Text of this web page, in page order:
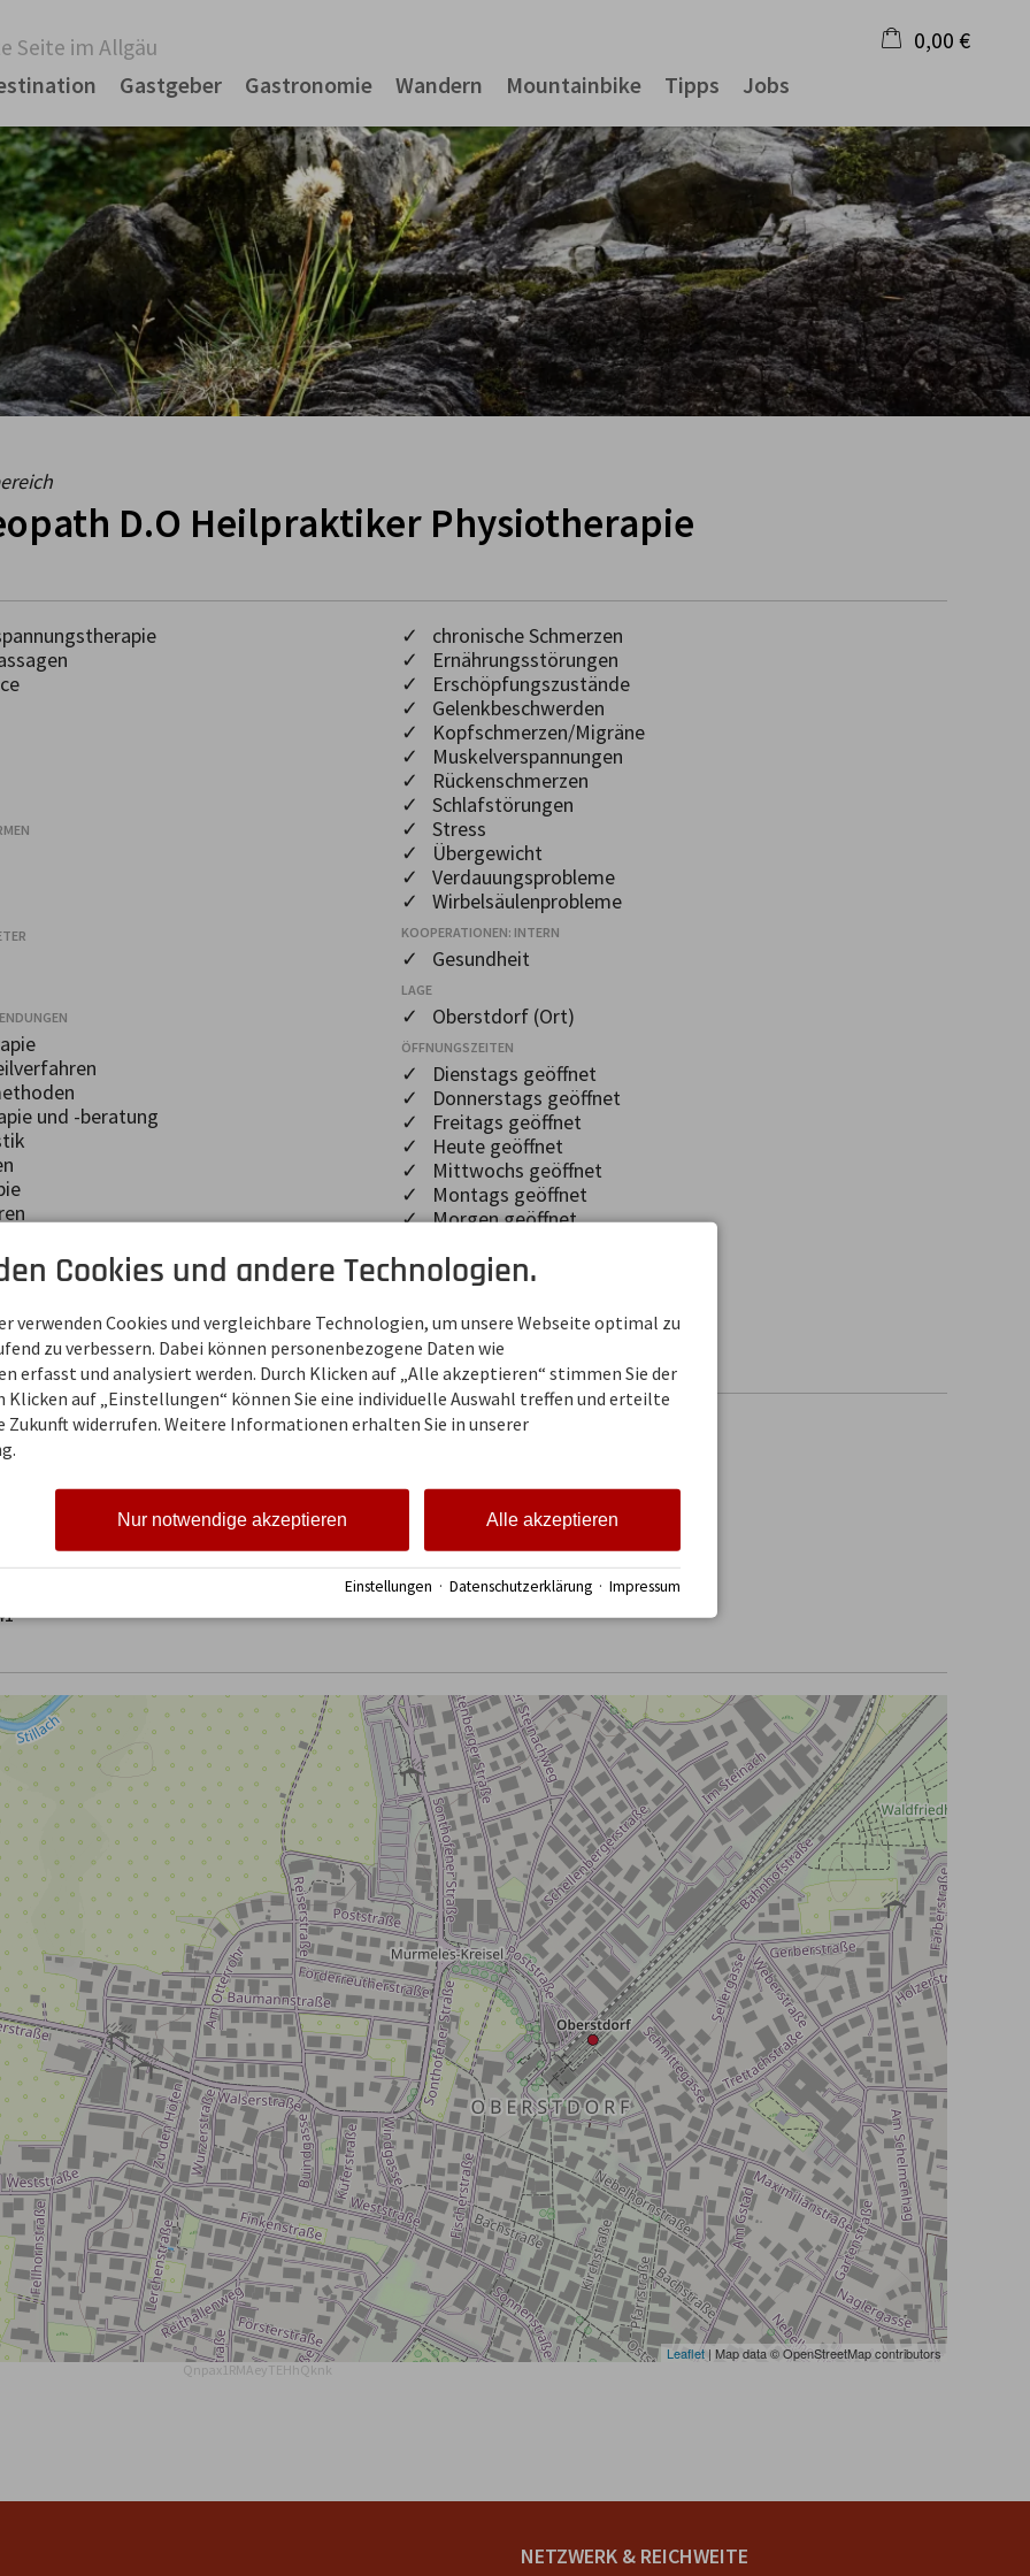
Seite im Allgäu
Gastgeber Gastronomie Wandern Mountainbike Tipps Jobs
0,00 €
Warenkorb ist leer
D.O Heilpraktiker Physiotherapie
und -beratung
Medizin
✓ chronische Schmerzen
✓ Ernährungsstörungen
✓ Erschöpfungszustände
✓ Gelenkbeschwerden
✓ Kopfschmerzen/Migräne
✓ Muskelverspannungen
✓ Rückenschmerzen
✓ Schlafstörungen
✓ Stress
✓ Übergewicht
✓ Verdauungsprobleme
✓ Wirbelsäulenprobleme
KOOPERATIONEN: INTERN
✓ Gesundheit
LAGE
✓ Oberstdorf (Ort)
ÖFFNUNGSZEITEN
✓ Dienstags geöffnet
✓ Donnerstags geöffnet
✓ Freitags geöffnet
✓ Heute geöffnet
✓ Mittwochs geöffnet
✓ Montags geöffnet
✓ Morgen geöffnet
✓ Oberstdorf
✓ Wellness
ÖFFNUNGSZEITEN
Freitag
07:00-18:00
Sa, So
geschlossen
Leaflet | Map data © OpenStreetMap contributors
Qnpax1RMAeyTEHhQknk
NETZWERK & REICHWEITE
Cookies und andere Technologien.
verwenden Cookies und vergleichbare Technologien, um unsere Webseite optimal zu
zu verbessern. Dabei können personenbezogene Daten wie
erfasst und analysiert werden. Durch Klicken auf „Alle akzeptieren“ stimmen Sie der
Klicken auf „Einstellungen“ können Sie eine individuelle Auswahl treffen und erteilte
Zukunft widerrufen. Weitere Informationen erhalten Sie in unserer
Alle akzeptieren
Nur notwendige akzeptieren
Einstellungen · Datenschutzerklärung · Impressum